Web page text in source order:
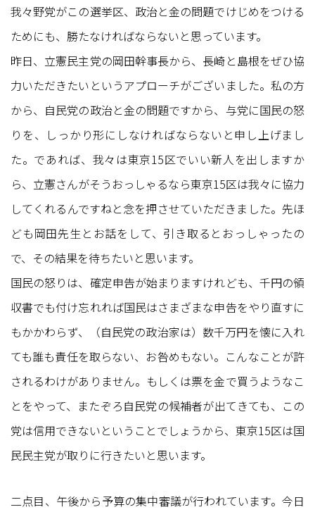
我々野党がこの選挙区、政治と金の問題でけじめをつける
ためにも、勝たなければならないと思っています。
昨日、立憲民主党の岡田幹事長から、長崎と島根をぜひ協
力いただきたいというアプローチがございました。私の方
から、自民党の政治と金の問題ですから、与党に国民の怒
りを、しっかり形にしなければならないと申し上げまし
た。であれば、我々は東京15区でいい新人を出しますか
ら、立憲さんがそうおっしゃるなら東京15区は我々に協力
してくれるんですねと念を押させていただきました。先ほ
ども岡田先生とお話をして、引き取るとおっしゃったの
で、その結果を待ちたいと思います。
国民の怒りは、確定申告が始まりますけれども、千円の領
収書でも付け忘れれば国民はさまざまな申告をやり直すに
もかかわらず、（自民党の政治家は）数千万円を懐に入れ
ても誰も責任を取らない、お咎めもない。こんなことが許
されるわけがありません。もしくは票を金で買うようなこ
とをやって、またぞろ自民党の候補者が出てきても、この
党は信用できないということでしょうから、東京15区は国
民民主党が取りに行きたいと思います。
二点目、午後から予算の集中審議が行われています。今日